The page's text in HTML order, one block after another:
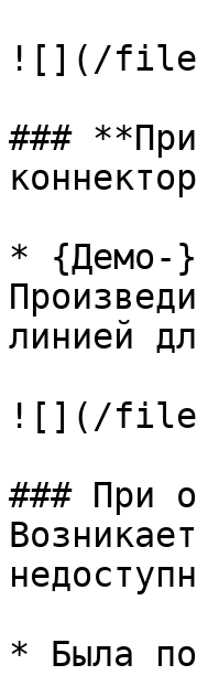
![](/files/-
###
* {Демо-}
линией
![](/files/-
### При
* Была